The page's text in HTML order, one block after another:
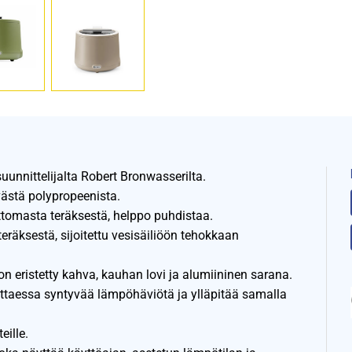
Robert Bronwasserilta.
polypropeenista.
teräksestä, helppo puhdistaa.
sijoitettu vesisäiliöön tehokkaan
eristetty kahva, kauhan lovi ja alumiininen sarana.
syntyvää lämpöhäviötä ja ylläpitää samalla